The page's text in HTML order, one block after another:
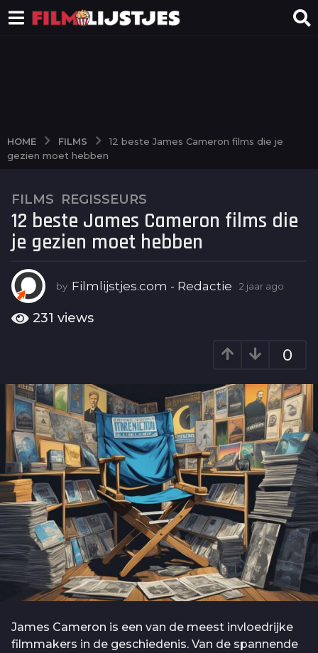
HOME FILMS
12 beste James Cameron films die je
gezien moet hebben
2
j
a
a
a
g
o
a
r
a
g
o
FILMS ,REGISSEURS
12 beste James Cameron films die
je gezien moet hebben
by Filmlijstjes.com - Redactie 2 jaar ago
a
231 views
0
James Cameron is een van de meest invloedrijke
filmmakers in de geschiedenis. Van de spannende